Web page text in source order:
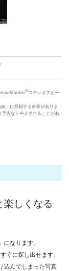
kardon®ステレオスピー
」に登録する必要がありま
告なく中止されることがあ
楽しくなる
なります。
ぐに探し出せます。
込んでしまった写真